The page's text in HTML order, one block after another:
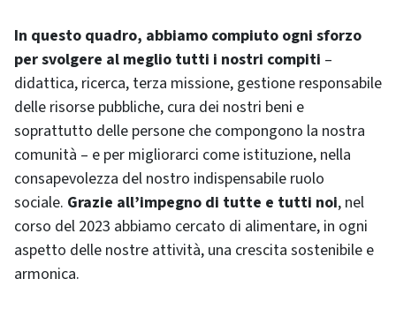
In questo quadro, abbiamo compiuto ogni sforzo
per svolgere al meglio tutti i nostri compiti –
didattica, ricerca, terza missione, gestione responsabile
delle risorse pubbliche, cura dei nostri beni e
soprattutto delle persone che compongono la nostra
comunità – e per migliorarci come istituzione, nella
consapevolezza del nostro indispensabile ruolo
sociale. Grazie all’impegno di tutte e tutti noi, nel
corso del 2023 abbiamo cercato di alimentare, in ogni
aspetto delle nostre attività, una crescita sostenibile e
armonica.